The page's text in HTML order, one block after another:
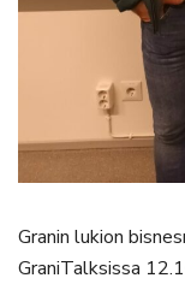
Granin lukion
GraniTalksissa